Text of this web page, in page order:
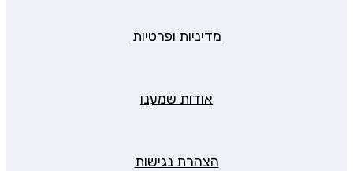
מדיניות ופרטיות
אודות שמענו
הצהרת נגישות